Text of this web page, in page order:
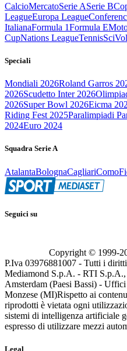
CalcioMercatoSerie ASerie B
LeagueEuropa League
ItalianaFormula 1Formula E
CupNations LeagueTennisSci
Speciali
Mondiali 2026Roland Garros
2026Scudetto Inter 2026
2026Super Bowl 2026Eicma
Riding Fest 2025Paralimpiadi
2024Euro 2024
Squadra Serie A
AtalantaBolognaCagliariComo
Seguici su
Copyright © 1999-
P.Iva 03976881007 - Tutti i
Mediamond S.p.A. - RTI S.p.A.,
Amsterdam (Paesi Bassi) -
Monzese (MI)Rispetto ai
riprodotti è vietata ogni
sistemi di intelligenza artificiale
espresso di utilizzare mezzi
Legal